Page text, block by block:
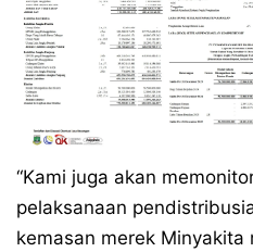
“Kami juga akan
pelaksanaan
kemasan merek